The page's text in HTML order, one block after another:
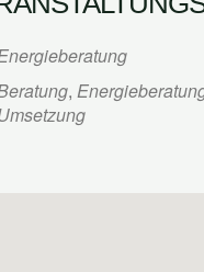
iCalendar
,